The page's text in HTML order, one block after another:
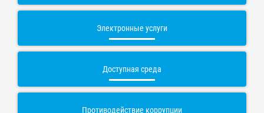
Электронные услуги
Доступная среда
Противодействие коррупции